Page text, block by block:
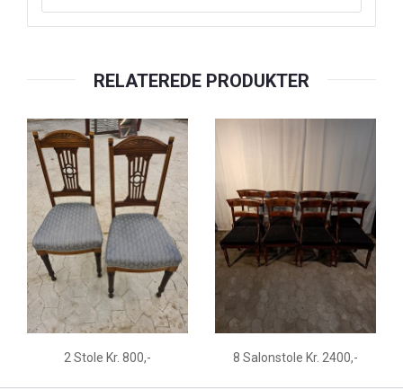
RELATEREDE PRODUKTER
2 Stole Kr. 800,- 8 Salonstole Kr. 2400,-